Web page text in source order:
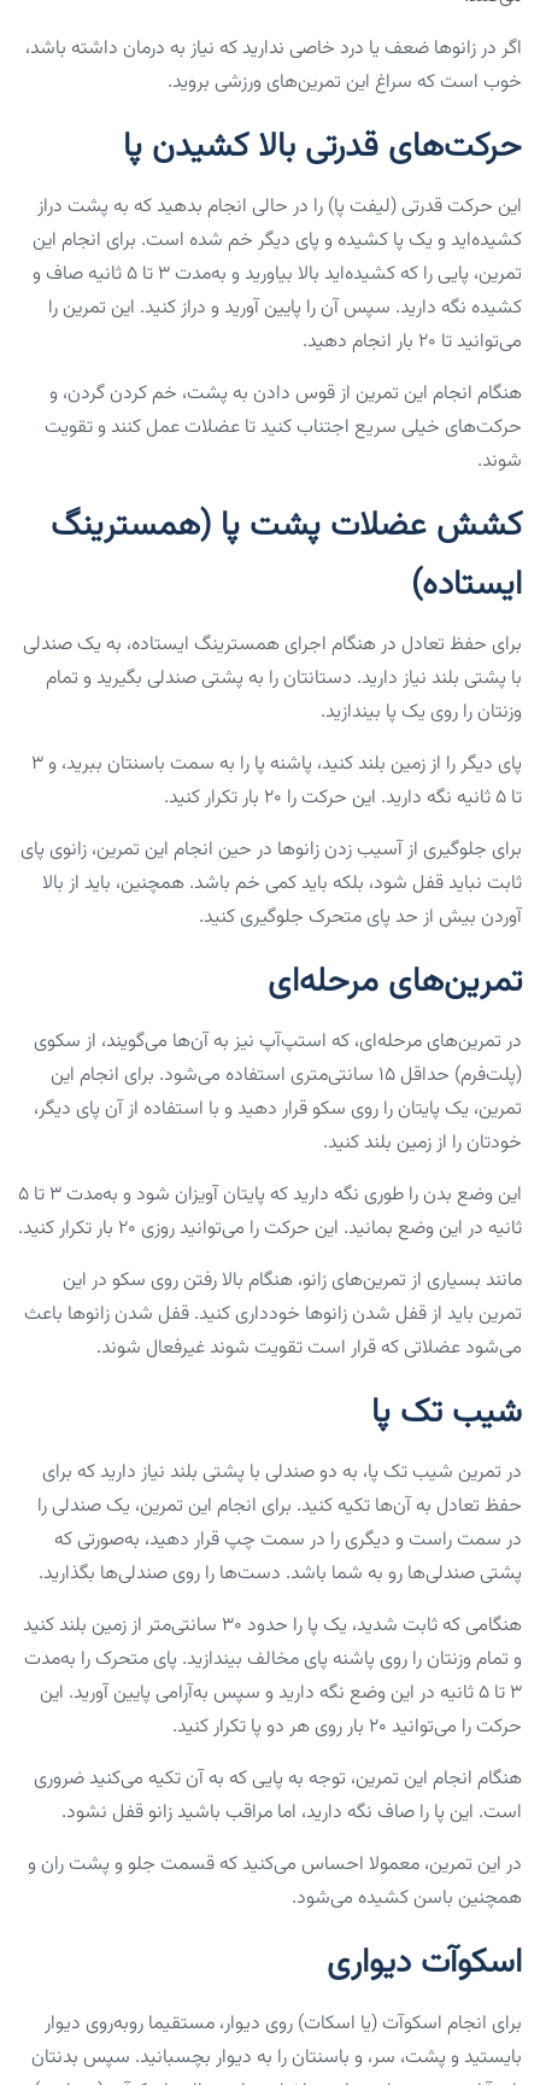
اگر در زانوها ضعف یا درد خاصی ندارید که نیاز به درمان داشته باشد،
خوب است که سراغ این تمرین‌های ورزشی بروید.
حرکت‌های قدرتی بالا کشیدن پا
این حرکت قدرتی (لیفت پا) را در حالی انجام بدهید که به پشت دراز
کشیده‌اید و یک پا کشیده و پای دیگر خم شده است. برای انجام این
تمرین، پایی را که کشیده‌اید بالا بیاورید و به‌مدت ۳ تا ۵ ثانیه صاف و
کشیده نگه دارید. سپس آن را پایین آورید و دراز کنید. این تمرین را
می‌توانید تا ۲۰ بار انجام دهید.
هنگام انجام این تمرین از قوس دادن به پشت، خم کردن گردن، و
حرکت‌های خیلی سریع اجتناب کنید تا عضلات عمل کنند و تقویت
شوند.
کشش عضلات پشت پا (همسترینگ
ایستاده)
برای حفظ تعادل در هنگام اجرای همسترینگ ایستاده، به یک صندلی
با پشتی بلند نیاز دارید. دستانتان را به پشتی صندلی بگیرید و تمام
وزنتان را روی یک پا بیندازید.
پای دیگر را از زمین بلند کنید، پاشنه پا را به سمت باسنتان ببرید، و ۳
تا ۵ ثانیه نگه دارید. این حرکت را ۲۰ بار تکرار کنید.
برای جلوگیری از آسیب زدن زانوها در حین انجام این تمرین، زانوی پای
ثابت نباید قفل شود، بلکه باید کمی خم باشد. همچنین، باید از بالا
آوردن بیش از حد پای متحرک جلوگیری کنید.
تمرین‌های مرحله‌ای
در تمرین‌های مرحله‌ای، که استپ‌آپ نیز به آن‌ها می‌گویند، از سکوی
(پلت‌فرم) حداقل ۱۵ سانتی‌متری استفاده می‌شود. برای انجام این
تمرین، یک پایتان را روی سکو قرار دهید و با استفاده از آن پای دیگر،
خودتان را از زمین بلند کنید.
این وضع بدن را طوری نگه دارید که پایتان آویزان شود و به‌مدت ۳ تا ۵
ثانیه در این وضع بمانید. این حرکت را می‌توانید روزی ۲۰ بار تکرار کنید.
مانند بسیاری از تمرین‌های زانو، هنگام بالا رفتن روی سکو در این
تمرین باید از قفل‌ شدن زانوها خودداری کنید. قفل‌ شدن زانوها باعث
می‌شود عضلاتی که قرار است تقویت شوند غیرفعال شوند.
شیب تک پا
در تمرین شیب تک پا، به دو صندلی با پشتی بلند نیاز دارید که برای
حفظ تعادل به آن‌ها تکیه کنید. برای انجام این تمرین، یک صندلی را
در سمت راست و دیگری را در سمت چپ قرار دهید، به‌صورتی که
پشتی صندلی‌ها رو به شما باشد. دست‌ها را روی صندلی‌ها بگذارید.
هنگامی که ثابت شدید، یک پا را حدود ۳۰ سانتی‌متر از زمین بلند کنید
و تمام وزنتان را روی پاشنه پای مخالف بیندازید. پای متحرک را به‌مدت
۳ تا ۵ ثانیه در این وضع نگه دارید و سپس به‌آرامی پایین آورید. این
حرکت را می‌توانید ۲۰ بار روی هر دو پا تکرار کنید.
هنگام انجام این تمرین، توجه به پایی که به آن تکیه می‌کنید ضروری
است. این پا را صاف نگه دارید، اما مراقب باشید زانو قفل نشود.
در این تمرین، معمولا احساس می‌کنید که قسمت جلو و پشت ران و
همچنین باسن کشیده می‌شود.
اسکوآت دیواری
برای انجام اسکوآت (یا اسکات) روی دیوار، مستقیما روبه‌روی دیوار
بایستید و پشت، سر، و باسنتان را به دیوار بچسبانید. سپس بدنتان